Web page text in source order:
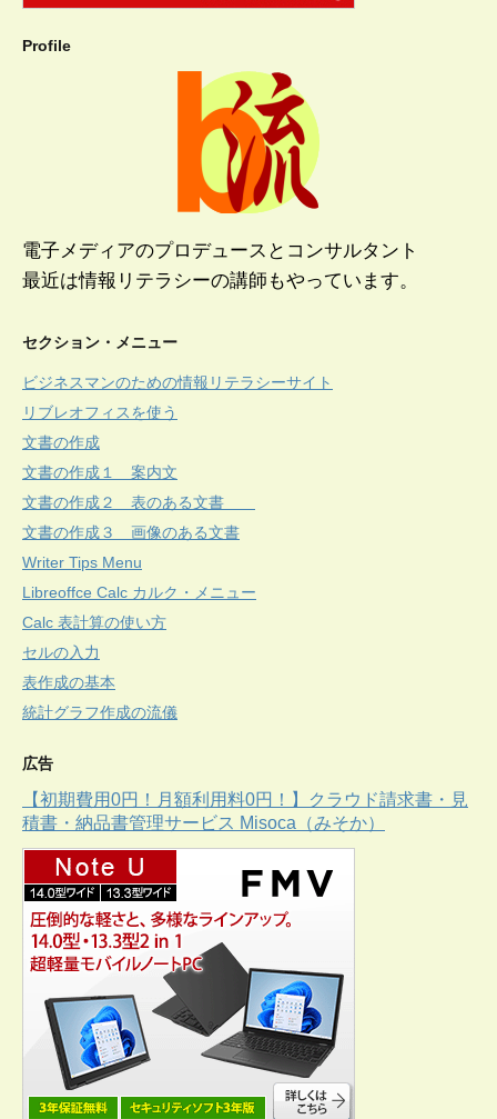
Profile
電子メディアのプロデュースとコンサルタント
最近は情報リテラシーの講師もやっています。
セクション・メニュー
ビジネスマンのための情報リテラシーサイト
リブレオフィスを使う
文書の作成
文書の作成１ 案内文
文書の作成２ 表のある文書
文書の作成３ 画像のある文書
Writer Tips Menu
Libreoffce Calc カルク・メニュー
Calc 表計算の使い方
セルの入力
表作成の基本
統計グラフ作成の流儀
広告
【初期費用0円！月額利用料0円！】クラウド請求書・見
積書・納品書管理サービス Misoca（みそか）